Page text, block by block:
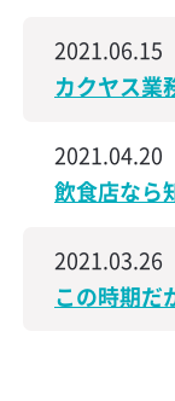
2021.06.15
2021.04.20
2021.03.26